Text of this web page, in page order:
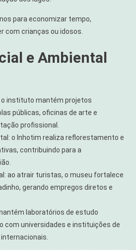
para economizar tempo,
com crianças ou idosos.
e Ambiental
o instituto mantém projetos
públicas, oficinas de arte e
profissional.
o Inhotim realiza reflorestamento e
contribuindo para a
ao atrair turistas, o museu fortalece
gerando empregos diretos e
laboratórios de estudo
com universidades e instituições de